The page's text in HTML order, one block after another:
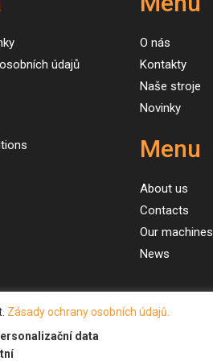
Zásady ochrany osobních údajů.
data
údajů
O nás
Kontakty
Naše stroje
Novinky
Menu
About us
Contacts
Our machines
News